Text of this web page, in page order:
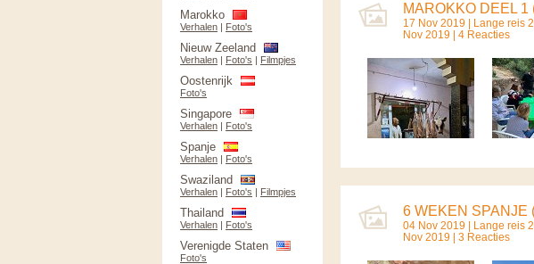
MAROKKO DEEL 1
17 Nov 2019 | Lange reis
Nov 2019 | 4 Reacties
6 WEKEN SPANJE
04 Nov 2019 | Lange reis
Nov 2019 | 3 Reacties
Marokko
Verhalen | Foto's
Nieuw Zeeland
Verhalen | Foto's | Filmpjes
Oostenrijk
Foto's
Singapore
Verhalen | Foto's
Spanje
Verhalen | Foto's
Swaziland
Verhalen | Foto's | Filmpjes
Thailand
Verhalen | Foto's
Verenigde Staten
Foto's